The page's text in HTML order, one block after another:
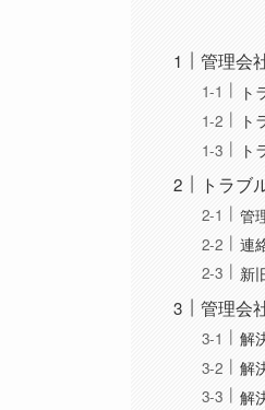
管理会
ト
ト
ト
トラブ
管
連
新
管理会
解
解
解